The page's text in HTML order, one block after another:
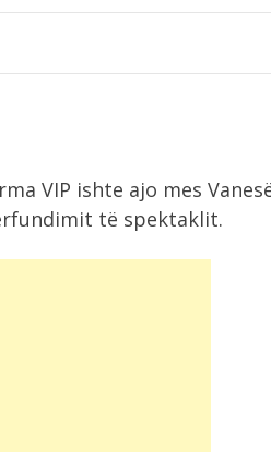
VIP ishte ajo mes
të spektaklit.